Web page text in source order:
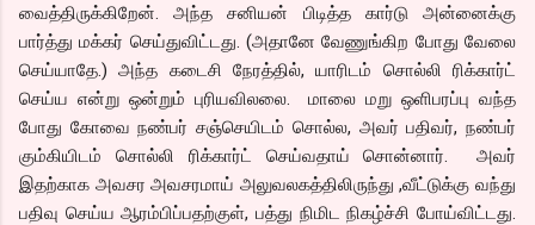
வைத்திருக்கிறேன். அந்த சனியன் பிடித்த கார்டு அன்னைக்கு
பார்த்து மக்கர் செய்துவிட்டது. (அதானே வேணுங்கிற போது வேலை
செய்யாதே.) அந்த கடைசி நேரத்தில், யாரிடம் சொல்லி ரிக்கார்ட்
செய்ய என்று ஒன்றும் புரியவிலலை. மாலை மறு ஒளிபரப்பு வந்த
போது கோவை நண்பர் சஞ்செயிடம் சொல்ல, அவர் பதிவர், நண்பர்
கும்கியிடம் சொல்லி ரிக்கார்ட் செய்வதாய் சொன்னார். அவர்
இதற்காக அவசர அவசரமாய் அலுவலகத்திலிருந்து ,வீட்டுக்கு வந்து
பதிவு செய்ய ஆரம்பிப்பதற்குள், பத்து நிமிட நிகழ்ச்சி போய்விட்டது.